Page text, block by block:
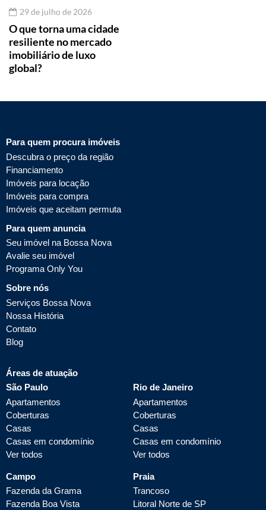
29 de julho de 2026
O que torna uma cidade
resiliente no mercado
imobiliário de luxo
global?
Para quem procura imóveis
Descubra o preço da região
Financiamento
Imóveis para locação
Imóveis para compra
Imóveis que aceitam permuta
Para quem anuncia
Seu imóvel na Bossa Nova
Avalie seu imóvel
Programa Only You
Sobre nós
Serviços Bossa Nova
Nossa História
Contato
Blog
Áreas de atuação
São Paulo
Apartamentos
Coberturas
Casas
Casas em condomínio
Ver todos
Rio de Janeiro
Apartamentos
Coberturas
Casas
Casas em condomínio
Ver todos
Campo
Fazenda da Grama
Fazenda Boa Vista
Praia
Trancoso
Litoral Norte de SP